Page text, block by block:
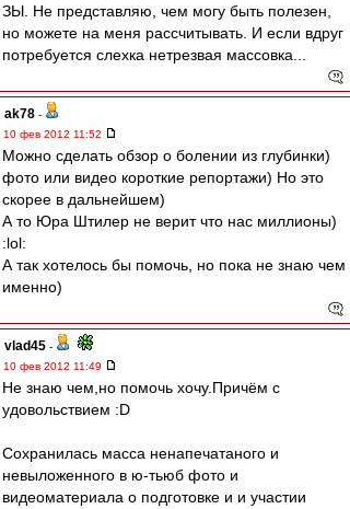
ЗЫ. Не представляю, чем могу быть полезен,
но можете на меня рассчитывать. И если вдруг
потребуется слехка нетрезвая массовка...
ak78 -
10 фев 2012 11:52
Можно сделать обзор о болении из глубинки)
фото или видео короткие репортажи) Но это
скорее в дальнейшем)
А то Юра Штилер не верит что нас миллионы)
:lol:
А так хотелось бы помочь, но пока не знаю чем
именно)
vlad45 -
10 фев 2012 11:49
Не знаю чем,но помочь хочу.Причём с
удовольствием :D
Сохранилась масса ненапечатаного и
невыложенного в ю-тьюб фото и
видеоматериала о подготовке и и участии